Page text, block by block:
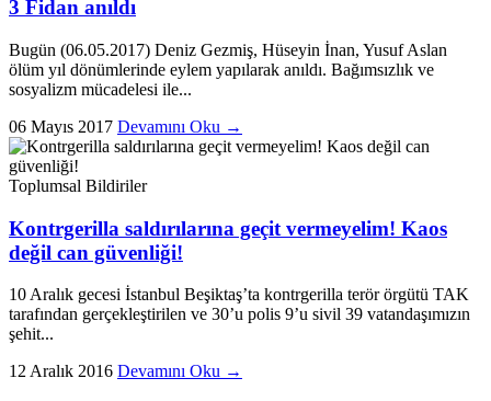
3 Fidan anıldı
Bugün (06.05.2017) Deniz Gezmiş, Hüseyin İnan, Yusuf Aslan
ölüm yıl dönümlerinde eylem yapılarak anıldı. Bağımsızlık ve
sosyalizm mücadelesi ile...
06 Mayıs 2017 Devamını Oku →
Toplumsal Bildiriler
Kontrgerilla saldırılarına geçit vermeyelim! Kaos
değil can güvenliği!
10 Aralık gecesi İstanbul Beşiktaş’ta kontrgerilla terör örgütü TAK
tarafından gerçekleştirilen ve 30’u polis 9’u sivil 39 vatandaşımızın
şehit...
12 Aralık 2016 Devamını Oku →